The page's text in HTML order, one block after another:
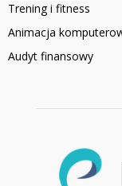
Trening i fitness
Animacja
Audyt finansowy